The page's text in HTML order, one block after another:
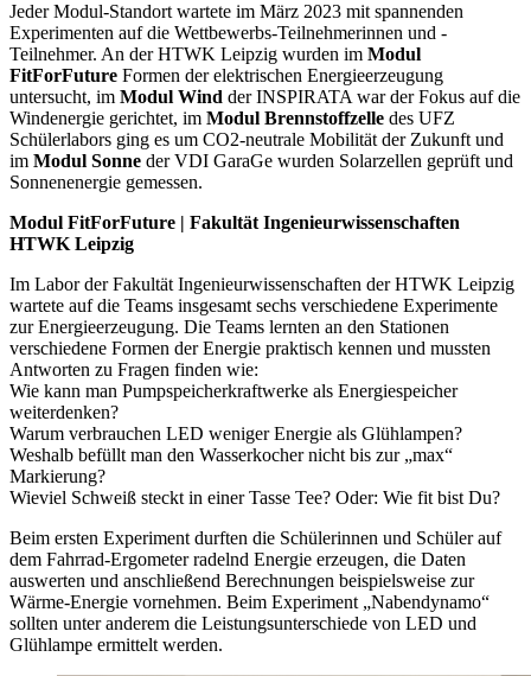
Jeder Modul-Standort wartete im März 2023 mit spannenden
Experimenten auf die Wettbewerbs-Teilnehmerinnen und -
Teilnehmer. An der HTWK Leipzig wurden im Modul
FitForFuture Formen der elektrischen Energieerzeugung
untersucht, im Modul Wind der INSPIRATA war der Fokus auf die
Windenergie gerichtet, im Modul Brennstoffzelle des UFZ
Schülerlabors ging es um CO2-neutrale Mobilität der Zukunft und
im Modul Sonne der VDI GaraGe wurden Solarzellen geprüft und
Sonnenenergie gemessen.
Modul FitForFuture | Fakultät Ingenieurwissenschaften
HTWK Leipzig
Im Labor der Fakultät Ingenieurwissenschaften der HTWK Leipzig
wartete auf die Teams insgesamt sechs verschiedene Experimente
zur Energieerzeugung. Die Teams lernten an den Stationen
verschiedene Formen der Energie praktisch kennen und mussten
Antworten zu Fragen finden wie:
Wie kann man Pumpspeicherkraftwerke als Energiespeicher
weiterdenken?
Warum verbrauchen LED weniger Energie als Glühlampen?
Weshalb befüllt man den Wasserkocher nicht bis zur „max“
Markierung?
Wieviel Schweiß steckt in einer Tasse Tee? Oder: Wie fit bist Du?
Beim ersten Experiment durften die Schülerinnen und Schüler auf
dem Fahrrad-Ergometer radelnd Energie erzeugen, die Daten
auswerten und anschließend Berechnungen beispielsweise zur
Wärme-Energie vornehmen. Beim Experiment „Nabendynamo“
sollten unter anderem die Leistungsunterschiede von LED und
Glühlampe ermittelt werden.